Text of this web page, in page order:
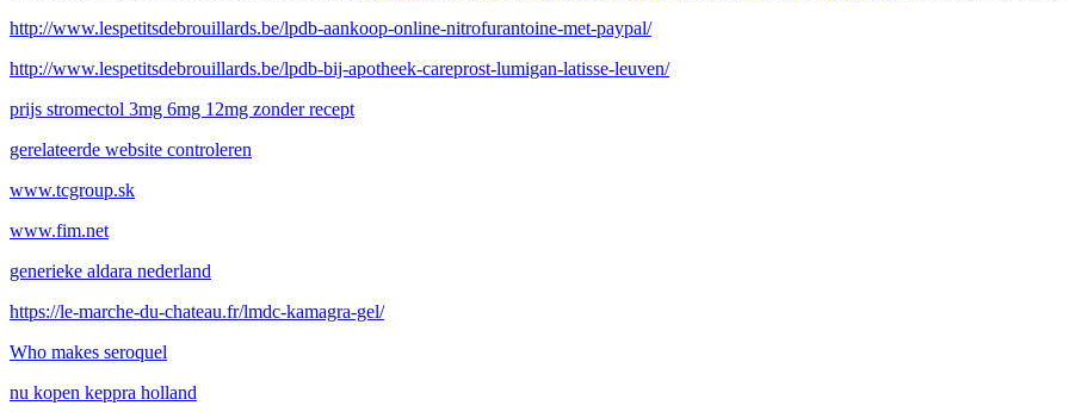
http://www.lespetitsdebrouillards.be/lpdb-aankoop-online-nitrofurantoine-met-paypal/
http://www.lespetitsdebrouillards.be/lpdb-bij-apotheek-careprost-lumigan-latisse-leuven/
prijs stromectol 3mg 6mg 12mg zonder recept
gerelateerde website controleren
www.tcgroup.sk
www.fim.net
generieke aldara nederland
https://le-marche-du-chateau.fr/lmdc-kamagra-gel/
Who makes seroquel
nu kopen keppra holland